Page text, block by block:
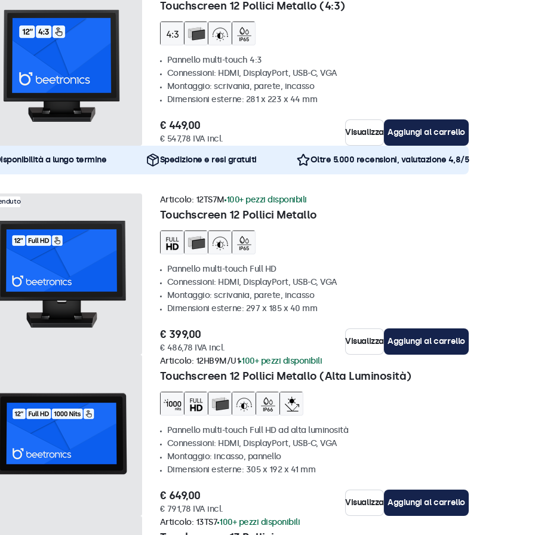
Touchscreen 12 Pollici Metallo (4:3)
Pannello multi-touch 4:3
Connessioni: HDMI, DisplayPort, USB-C, VGA
Montaggio: scrivania, parete, incasso
Dimensioni esterne: 281 x 223 x 44 mm
€ 449,00
€ 547,78 IVA incl.
Visualizza Aggiungi al carrello
a lungo termine Spedizione e resi gratuiti Oltre 5.000 recensioni, valutazione 4,8/5
Touchscreen 12 Pollici Metallo
Articolo: 12TS7M 100+ pezzi disponibili
Pannello multi-touch Full HD
Connessioni: HDMI, DisplayPort, USB-C, VGA
Montaggio: scrivania, parete, incasso
Dimensioni esterne: 297 x 185 x 40 mm
€ 399,00
€ 486,78 IVA incl.
Visualizza Aggiungi al carrello
Touchscreen 12 Pollici Metallo (Alta Luminosità)
Articolo: 12HB9M/U1 100+ pezzi disponibili
Pannello multi-touch Full HD ad alta luminosità
Connessioni: HDMI, DisplayPort, USB-C, VGA
Montaggio: incasso, pannello
Dimensioni esterne: 305 x 192 x 41 mm
€ 649,00
€ 791,78 IVA incl.
Visualizza Aggiungi al carrello
Articolo: 13TS7 100+ pezzi disponibili